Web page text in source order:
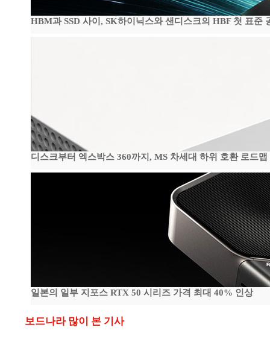
HBM과 SSD 사이, SK하이닉스와 샌디스크의 HBF 첫 표준
디스크부터 엑스박스 360까지, MS 차세대 하위 호환 로드맵
일본의 일부 지포스 RTX 50 시리즈 가격 최대 40% 인상
보드나라 많이 본 기사